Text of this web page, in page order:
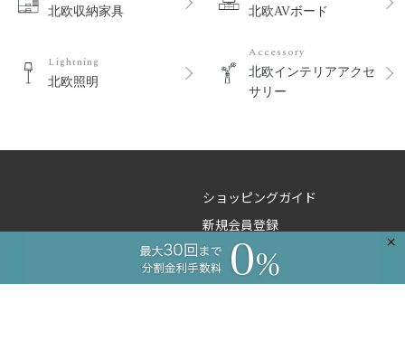
×
北欧収納家具 北欧AVボード
Lightning
北欧照明
Accessory
北欧インテリアアクセ
サリー
ショッピングガイド
新規会員登録
よくあるご質問
ご注文のお問い合わせ